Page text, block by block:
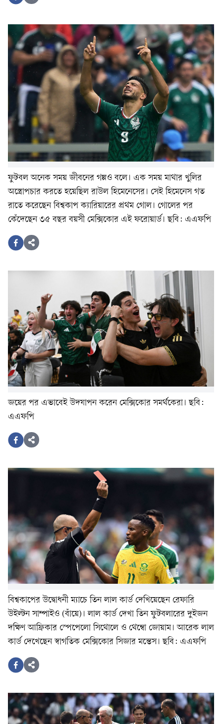
ফুটবল অনেক সময় জীবনের গল্পও বলে। এক সময় মাথার খুলির
অস্ত্রোপচার করতে হয়েছিল রাউল হিমেনেসের। সেই হিমেনেস গত
রাতে করেছেন বিশ্বকাপ ক্যারিয়ারের প্রথম গোল। গোলের পর
কেঁদেছেন ৩৫ বছর বয়সী মেক্সিকোর এই ফরোয়ার্ড। ছবি: এএফপি
জয়ের পর এভাবেই উদযাপন করেন মেক্সিকোর সমর্থকেরা। ছবি:
এএফপি
বিশ্বকাপের উদ্বোধনী ম্যাচে তিন লাল কার্ড দেখিয়েছেন রেফারি
উইল্টন সাম্পাইও (বাঁয়ে)। লাল কার্ড দেখা তিন ফুটবলারের দুইজন
দক্ষিণ আফ্রিকার স্পেপেলো সিথোলে ও থেম্বো জোয়াম। আরেক লাল
কার্ড দেখেছেন স্বাগতিক মেক্সিকোর সিজার মন্তেস। ছবি: এএফপি